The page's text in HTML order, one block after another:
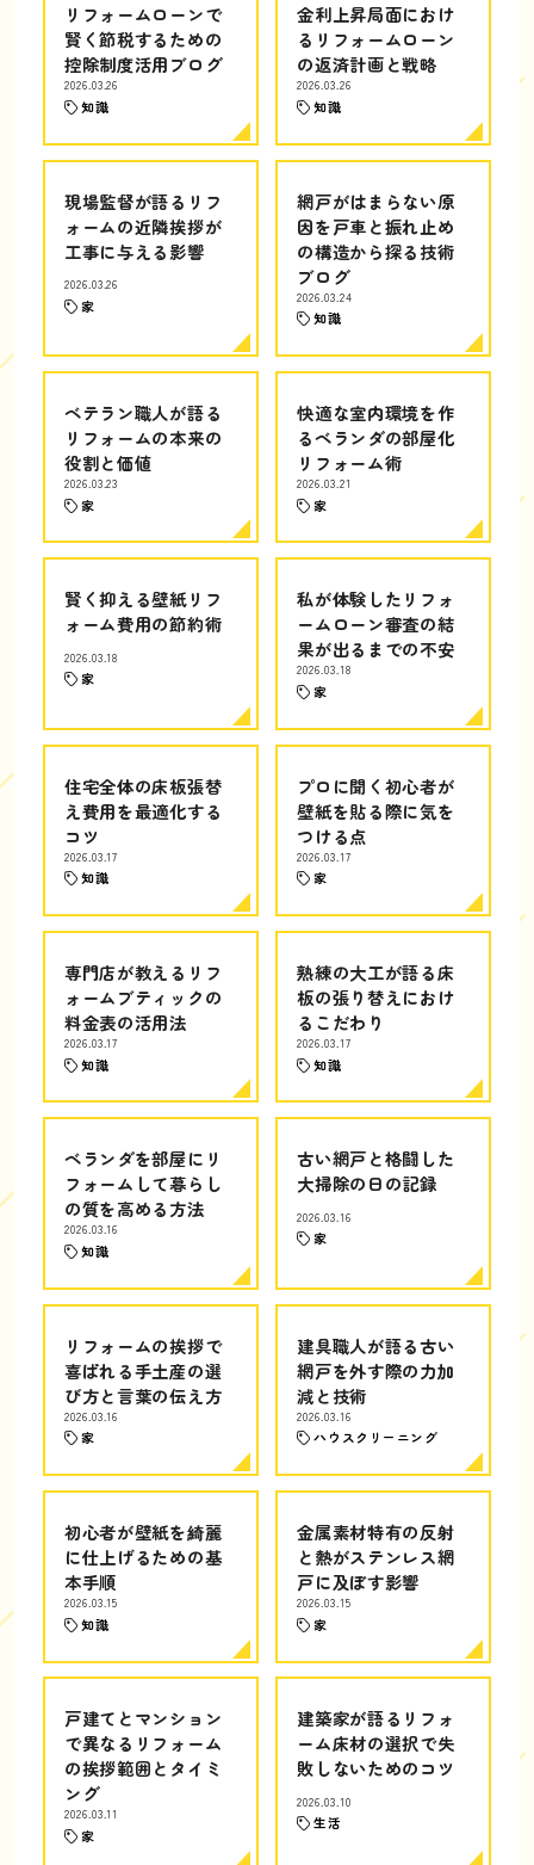
リフォームローンで
賢く節税するための
控除制度活用ブログ
2026.03.26
知識
金利上昇局面におけ
るリフォームローン
の返済計画と戦略
2026.03.26
知識
現場監督が語るリフ
ォームの近隣挨拶が
工事に与える影響
2026.03.26
家
網戸がはまらない原
因を戸車と振れ止め
の構造から探る技術
ブログ
2026.03.24
知識
ベテラン職人が語る
リフォームの本来の
役割と価値
2026.03.23
家
快適な室内環境を作
るベランダの部屋化
リフォーム術
2026.03.21
家
賢く抑える壁紙リフ
ォーム費用の節約術
2026.03.18
家
私が体験したリフォ
ームローン審査の結
果が出るまでの不安
2026.03.18
家
住宅全体の床板張替
え費用を最適化する
コツ
2026.03.17
知識
プロに聞く初心者が
壁紙を貼る際に気を
つける点
2026.03.17
家
専門店が教えるリフ
ォームブティックの
料金表の活用法
2026.03.17
知識
熟練の大工が語る床
板の張り替えにおけ
るこだわり
2026.03.17
知識
ベランダを部屋にリ
フォームして暮らし
の質を高める方法
2026.03.16
知識
古い網戸と格闘した
大掃除の日の記録
2026.03.16
家
リフォームの挨拶で
喜ばれる手土産の選
び方と言葉の伝え方
2026.03.16
家
建具職人が語る古い
網戸を外す際の力加
減と技術
2026.03.16
ハウスクリーニング
初心者が壁紙を綺麗
に仕上げるための基
本手順
2026.03.15
知識
金属素材特有の反射
と熱がステンレス網
戸に及ぼす影響
2026.03.15
家
戸建てとマンション
で異なるリフォーム
の挨拶範囲とタイミ
ング
2026.03.11
家
建築家が語るリフォ
ーム床材の選択で失
敗しないためのコツ
2026.03.10
生活